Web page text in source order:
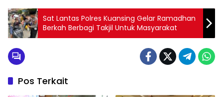
Sat Lantas Polres Kuansing Gelar Ramadhan
Berkah Berbagi Takjil Untuk Masyarakat
Pos Terkait